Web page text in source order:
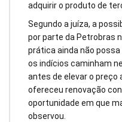
adquirir o produto de
Segundo a juíza, a
por parte da Petrobras
prática ainda não
os indícios caminham
antes de elevar o preço
ofereceu renovação
oportunidade em que
observou.